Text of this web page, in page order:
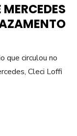
que circulou no
Cleci Loffi